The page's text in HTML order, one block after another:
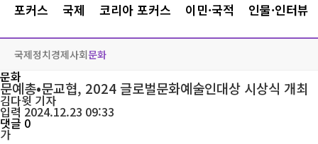
포커스 국제 코리아 포커스 이민·국적 인물·인터뷰
국제정치경제사회문화
문화
문예총•문교협, 2024 글로벌문화예술인대상 시상식 개최
김다윗기자
입력 2024.12.23 09:33
댓글 0
가